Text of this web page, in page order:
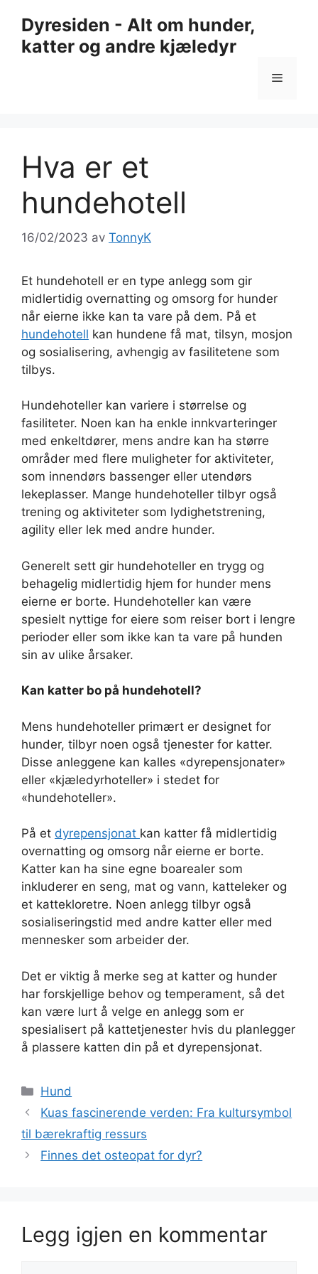
innhold
Dyresiden - Alt om hunder,
katter og andre kjæledyr
Meny
Hva er et
hundehotell
16/02/2023 av TonnyK
Et hundehotell er en type anlegg som gir
midlertidig overnatting og omsorg for hunder
når eierne ikke kan ta vare på dem. På et
hundehotell kan hundene få mat, tilsyn, mosjon
og sosialisering, avhengig av fasilitetene som
tilbys.
Hundehoteller kan variere i størrelse og
fasiliteter. Noen kan ha enkle innkvarteringer
med enkeltdører, mens andre kan ha større
områder med flere muligheter for aktiviteter,
som innendørs bassenger eller utendørs
lekeplasser. Mange hundehoteller tilbyr også
trening og aktiviteter som lydighetstrening,
agility eller lek med andre hunder.
Generelt sett gir hundehoteller en trygg og
behagelig midlertidig hjem for hunder mens
eierne er borte. Hundehoteller kan være
spesielt nyttige for eiere som reiser bort i lengre
perioder eller som ikke kan ta vare på hunden
sin av ulike årsaker.
Kan katter bo på hundehotell?
Mens hundehoteller primært er designet for
hunder, tilbyr noen også tjenester for katter.
Disse anleggene kan kalles «dyrepensjonater»
eller «kjæledyrhoteller» i stedet for
«hundehoteller».
På et dyrepensjonat kan katter få midlertidig
overnatting og omsorg når eierne er borte.
Katter kan ha sine egne boarealer som
inkluderer en seng, mat og vann, katteleker og
et kattekloretre. Noen anlegg tilbyr også
sosialiseringstid med andre katter eller med
mennesker som arbeider der.
Det er viktig å merke seg at katter og hunder
har forskjellige behov og temperament, så det
kan være lurt å velge en anlegg som er
spesialisert på kattetjenester hvis du planlegger
å plassere katten din på et dyrepensjonat.
Kategorier
Hund
Kuas fascinerende verden: Fra kultursymbol
til bærekraftig ressurs
Finnes det osteopat for dyr?
Legg igjen en kommentar